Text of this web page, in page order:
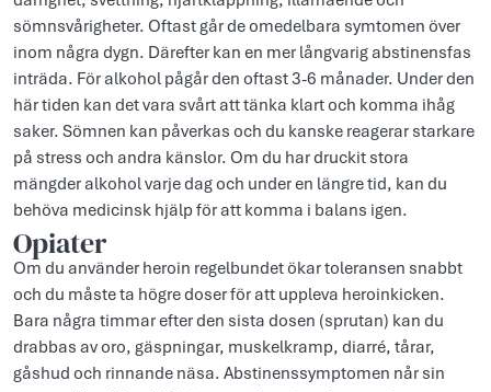
sömnsvårigheter. Oftast går de omedelbara symtomen över
inom några dygn. Därefter kan en mer långvarig abstinensfas
inträda. För alkohol pågår den oftast 3-6 månader. Under den
här tiden kan det vara svårt att tänka klart och komma ihåg
saker. Sömnen kan påverkas och du kanske reagerar starkare
på stress och andra känslor. Om du har druckit stora
mängder alkohol varje dag och under en längre tid, kan du
behöva medicinsk hjälp för att komma i balans igen.
Opiater
Om du använder heroin regelbundet ökar toleransen snabbt
och du måste ta högre doser för att uppleva heroinkicken.
Bara några timmar efter den sista dosen (sprutan) kan du
drabbas av oro, gäspningar, muskelkramp, diarré, tårar,
gåshud och rinnande näsa. Abstinenssymptomen når sin